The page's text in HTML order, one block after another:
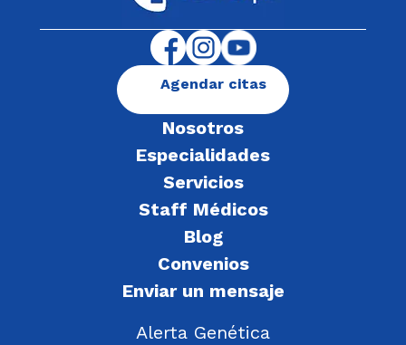
Nosotros
Especialidades
Servicios
Staff Médicos
Blog
Convenios
Enviar un mensaje
Alerta Genética
Agendar citas